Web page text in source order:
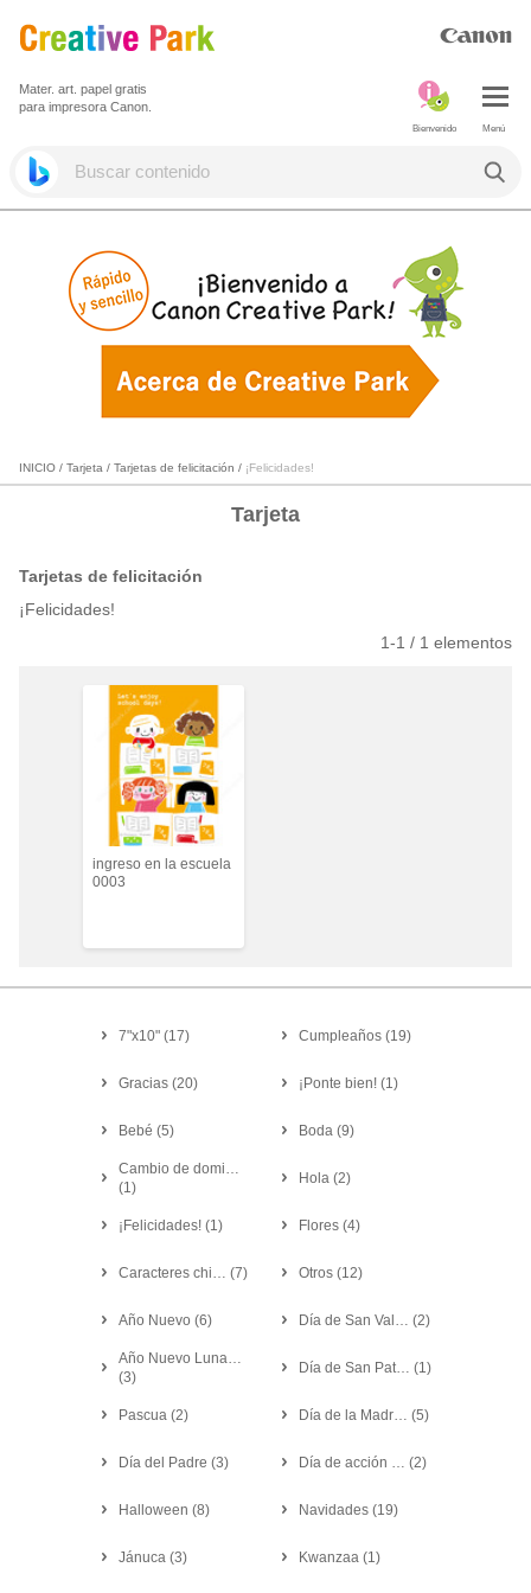
Mater. art. papel gratis
para impresora Canon.
Menú
Bienvenido
INICIO / Tarjeta / Tarjetas de felicitación / ¡Felicidades!
Tarjeta
Tarjetas de felicitación
¡Felicidades!
1-1 / 1 elementos
ingreso en la escuela
0003
7"x10" (17) Cumpleaños (19)
Gracias (20) ¡Ponte bien! (1)
Bebé (5) Boda (9)
Cambio de domi…
(1)
Hola (2)
¡Felicidades! (1) Flores (4)
Caracteres chi… (7) Otros (12)
Año Nuevo (6) Día de San Val… (2)
Año Nuevo Luna…
(3)
Día de San Pat… (1)
Pascua (2) Día de la Madr… (5)
Día del Padre (3) Día de acción … (2)
Halloween (8) Navidades (19)
Jánuca (3) Kwanzaa (1)